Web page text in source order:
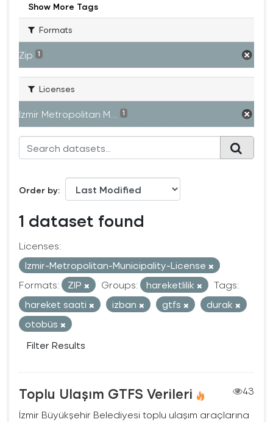
Show More Tags
Formats
Zip 1
Licenses
Izmir Metropolitan M... 1
Order by
1 dataset found
Licenses:
Izmir-Metropolitan-Municipality-License
Formats:
ZIP Groups: hareketlilik
Tags:
hareket saati
izban gtfs
durak
otobüs
Filter Results
Toplu Ulaşım GTFS Verileri
43
İzmir Büyükşehir Belediyesi toplu ulaşım araçlarına